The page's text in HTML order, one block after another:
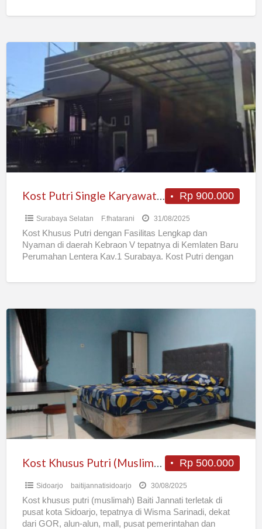
Single
Karyawati
Mahasiswi
Siswi
Nyaman
dan
Mewah
Serba
Rp 900.000
Kost Putri Single Karyawati Mahasiswi Siswi Nyaman dan Mewah Serba Ada
Surabaya Selatan F.fhatarani 31/08/2025
Kost Khusus Putri dengan Fasilitas Lengkap dan
Nyaman di daerah Kebraon V tepatnya di Kemlaten Baru
Perumahan Lentera Kav.1 Surabaya. Kost Putri dengan
Kost
Khusus
Putri
(Muslimah)
Baiti
Jannati
Sidoarjo
Rp 500.000
Sidoarjo baitijannatisidoarjo 30/08/2025
Kost khusus putri (muslimah) Baiti Jannati terletak di
pusat kota Sidoarjo, tepatnya di Wisma Sarinadi, dekat
dari GOR, alun-alun, mall, pusat pemerintahan dan